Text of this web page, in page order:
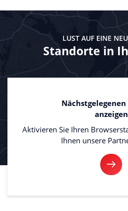
LUST AUF EINE
Standorte in
anzeigen
Aktivieren Sie Ihren
Ihnen unsere